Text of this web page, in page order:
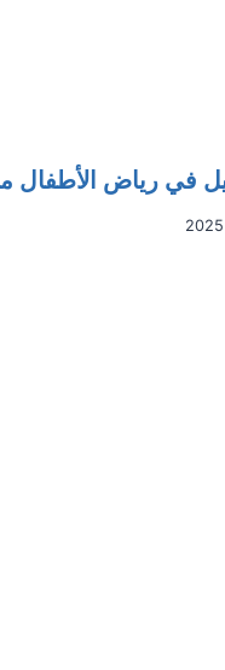
الأطفال من 12 إلى 16 يناير